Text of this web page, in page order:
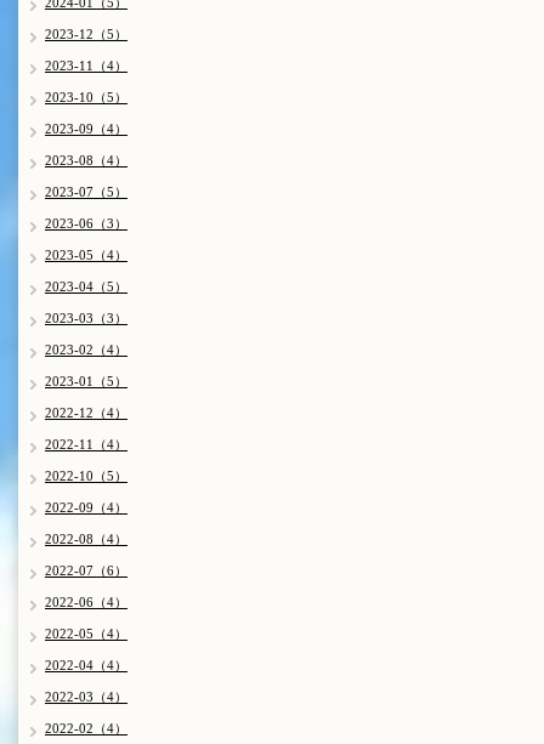
2023-12（5）
2023-11（4）
2023-10（5）
2023-09（4）
2023-08（4）
2023-07（5）
2023-06（3）
2023-05（4）
2023-04（5）
2023-03（3）
2023-02（4）
2023-01（5）
2022-12（4）
2022-11（4）
2022-10（5）
2022-09（4）
2022-08（4）
2022-07（6）
2022-06（4）
2022-05（4）
2022-04（4）
2022-03（4）
2022-02（4）